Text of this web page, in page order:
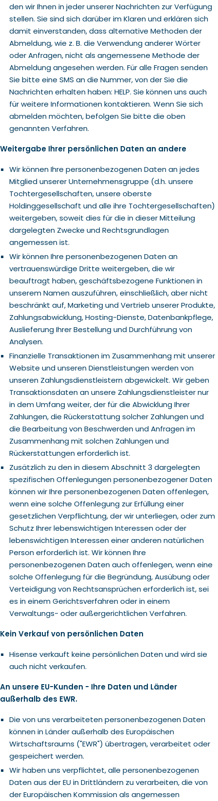
den wir Ihnen in jeder unserer Nachrichten zur Verfügung
stellen. Sie sind sich darüber im Klaren und erklären sich
damit einverstanden, dass alternative Methoden der
Abmeldung, wie z. B. die Verwendung anderer Wörter
oder Anfragen, nicht als angemessene Methode der
Abmeldung angesehen werden. Für alle Fragen senden
Sie bitte eine SMS an die Nummer, von der Sie die
Nachrichten erhalten haben: HELP. Sie können uns auch
für weitere Informationen kontaktieren. Wenn Sie sich
abmelden möchten, befolgen Sie bitte die oben
genannten Verfahren.
Weitergabe Ihrer persönlichen Daten an andere
Wir können Ihre personenbezogenen Daten an jedes
Mitglied unserer Unternehmensgruppe (d.h. unsere
Tochtergesellschaften, unsere oberste
Holdinggesellschaft und alle ihre Tochtergesellschaften)
weitergeben, soweit dies für die in dieser Mitteilung
dargelegten Zwecke und Rechtsgrundlagen
angemessen ist.
Wir können Ihre personenbezogenen Daten an
vertrauenswürdige Dritte weitergeben, die wir
beauftragt haben, geschäftsbezogene Funktionen in
unserem Namen auszuführen, einschließlich, aber nicht
beschränkt auf, Marketing und Vertrieb unserer Produkte,
Zahlungsabwicklung, Hosting-Dienste, Datenbankpflege,
Auslieferung Ihrer Bestellung und Durchführung von
Analysen.
Finanzielle Transaktionen im Zusammenhang mit unserer
Website und unseren Dienstleistungen werden von
unseren Zahlungsdienstleistern abgewickelt. Wir geben
Transaktionsdaten an unsere Zahlungsdienstleister nur
in dem Umfang weiter, der für die Abwicklung Ihrer
Zahlungen, die Rückerstattung solcher Zahlungen und
die Bearbeitung von Beschwerden und Anfragen im
Zusammenhang mit solchen Zahlungen und
Rückerstattungen erforderlich ist.
Zusätzlich zu den in diesem Abschnitt 3 dargelegten
spezifischen Offenlegungen personenbezogener Daten
können wir Ihre personenbezogenen Daten offenlegen,
wenn eine solche Offenlegung zur Erfüllung einer
gesetzlichen Verpflichtung, der wir unterliegen, oder zum
Schutz Ihrer lebenswichtigen Interessen oder der
lebenswichtigen Interessen einer anderen natürlichen
Person erforderlich ist. Wir können Ihre
personenbezogenen Daten auch offenlegen, wenn eine
solche Offenlegung für die Begründung, Ausübung oder
Verteidigung von Rechtsansprüchen erforderlich ist, sei
es in einem Gerichtsverfahren oder in einem
Verwaltungs- oder außergerichtlichen Verfahren.
Kein Verkauf von persönlichen Daten
Hisense verkauft keine persönlichen Daten und wird sie
auch nicht verkaufen.
An unsere EU-Kunden - Ihre Daten und Länder
außerhalb des EWR.
Die von uns verarbeiteten personenbezogenen Daten
können in Länder außerhalb des Europäischen
Wirtschaftsraums ("EWR") übertragen, verarbeitet oder
gespeichert werden.
Wir haben uns verpflichtet, alle personenbezogenen
Daten aus der EU in Drittländern zu verarbeiten, die von
der Europäischen Kommission als angemessen